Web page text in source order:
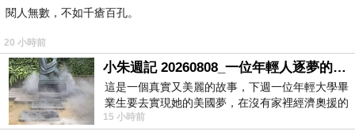
很羨慕.........
版主回應
^^
2011-02-24 11:31:43
allison
閱人無數，不如千瘡百孔。
20 小時前
小朱週記 20260808_一位年輕人逐夢的真實故事
這是一個真實又美麗的故事，下週一位年輕大學畢
業生要去實現她的美國夢，在沒有家裡經濟奧援的
情況下，靠著自我努力工作累積出國基
15 小時前